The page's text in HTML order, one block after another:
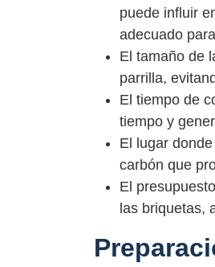
puede influir
adecuado
El tamaño de
parrilla,
El tiempo de
tiempo y
El lugar
carbón que
El
las briquetas,